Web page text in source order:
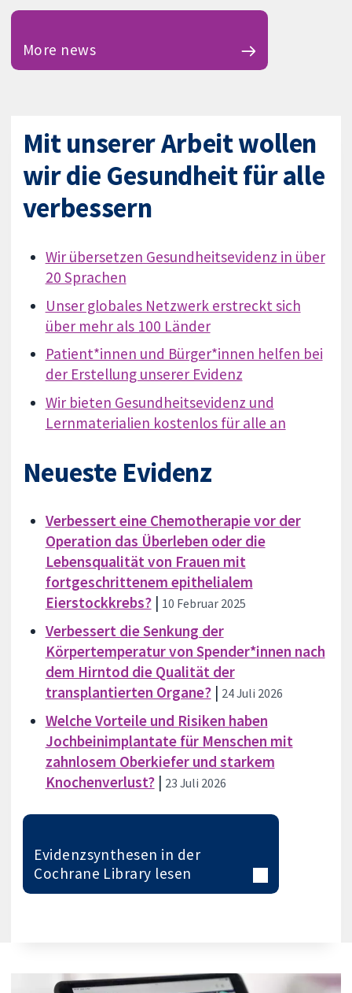
More news
Mit unserer Arbeit wollen
wir die Gesundheit für alle
verbessern
Wir übersetzen Gesundheitsevidenz in über
20 Sprachen
Unser globales Netzwerk erstreckt sich
über mehr als 100 Länder
Patient*innen und Bürger*innen helfen bei
der Erstellung unserer Evidenz
Wir bieten Gesundheitsevidenz und
Lernmaterialien kostenlos für alle an
Neueste Evidenz
Verbessert eine Chemotherapie vor der
Operation das Überleben oder die
Lebensqualität von Frauen mit
fortgeschrittenem epithelialem
Eierstockkrebs?| 10 Februar 2025
Verbessert die Senkung der
Körpertemperatur von Spender*innen nach
dem Hirntod die Qualität der
transplantierten Organe?| 24 Juli 2026
Welche Vorteile und Risiken haben
Jochbeinimplantate für Menschen mit
zahnlosem Oberkiefer und starkem
Knochenverlust?| 23 Juli 2026
Evidenzsynthesen in der
Cochrane Library lesen